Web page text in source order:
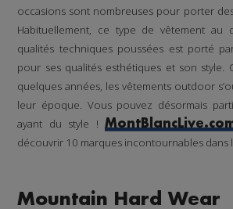
occasions sont nombreuses pour porter
Habituellement, ce type de vêtement au
qualités techniques poussées est porté
pour ses qualités esthétiques et son style.
quelques années, les vêtements outdoor
leur époque. Vous pouvez désormais
ayant du style !
découvrir 10 marques incontournables dans
Mountain Hard Wear